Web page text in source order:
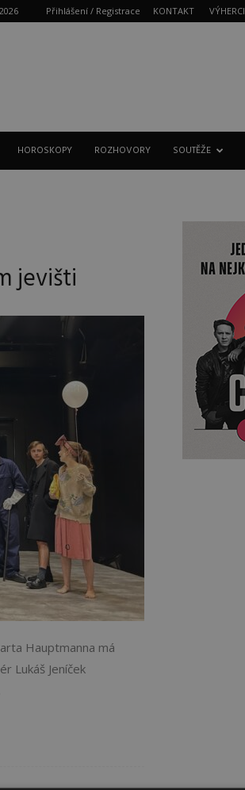
Přihlášení / Registrace KONTAKT VÝHERCI
HOROSKOPY ROZHOVORY SOUTĚŽE
jevišti
Hauptmanna má
Lukáš Jeníček